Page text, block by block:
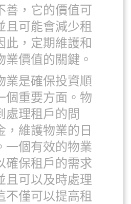
善，它的價值可
且可能會減少租
此，定期維護和
業價值的關鍵。
業是確保投資順
個重要方面。物
處理租戶的問
，維護物業的日
一個有效的物業
確保租戶的需求
且可以及時處理
不僅可以提高租